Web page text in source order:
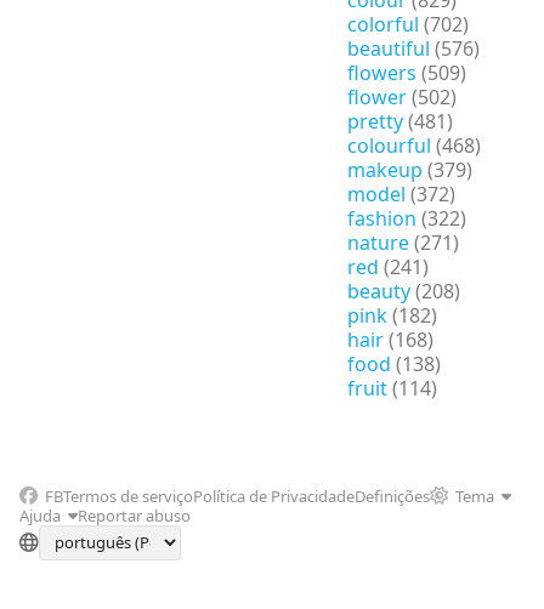
colorful (702)
beautiful (576)
flowers (509)
flower(502)
pretty(481)
colourful (468)
makeup (379)
model (372)
fashion (322)
nature(271)
red (241)
beauty(208)
pink(182)
hair(168)
food (138)
fruit(114)
FBTermos de serviçoPolítica de PrivacidadeDefinições
Tema
Ajuda
Reportar abuso